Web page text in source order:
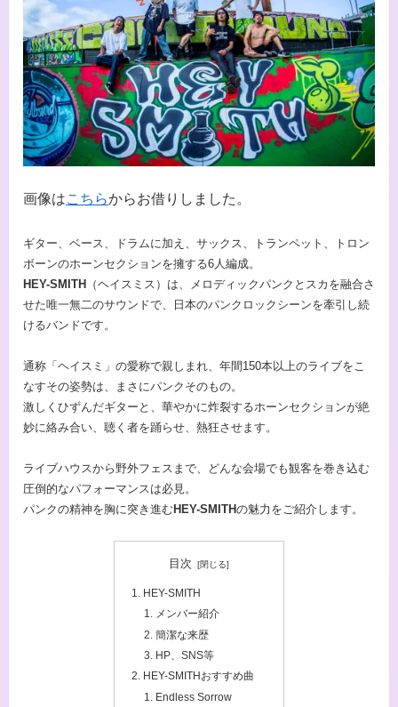
画像はこちらからお借りしました。
ギター、ベース、ドラムに加え、サックス、トランペット、トロン
ボーンのホーンセクションを擁する6人編成。
HEY-SMITH （ヘイスミス）は、メロディックパンクとスカを融合さ
せた唯一無二のサウンドで、日本のパンクロックシーンを牽引し続
けるバンドです。
通称「ヘイスミ」の愛称で親しまれ、年間150本以上のライブをこ
なすその姿勢は、まさにパンクそのもの。
激しくひずんだギターと、華やかに炸裂するホーンセクションが絶
妙に絡み合い、聴く者を踊らせ、熱狂させます。
ライブハウスから野外フェスまで、どんな会場でも観客を巻き込む
圧倒的なパフォーマンスは必見。
パンクの精神を胸に突き進む HEY-SMITHの魅力をご紹介します。
目次
HEY-SMITH
メンバー紹介
簡潔な来歴
HP、SNS等
HEY-SMITHおすすめ曲
Endless Sorrow